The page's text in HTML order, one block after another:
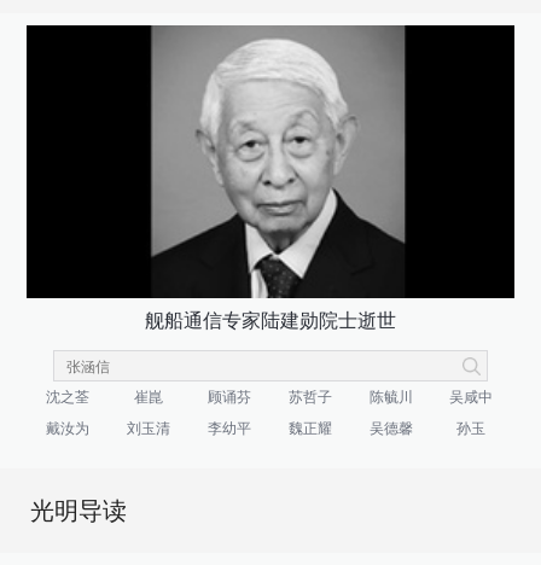
舰船通信专家陆建勋院士逝世
沈之荃 崔崑 顾诵芬 苏哲子 陈毓川
吴咸中
戴汝为
刘玉清 李幼平 魏正耀 吴德馨 孙玉
光明导读